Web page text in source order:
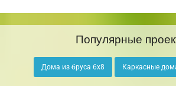
Популярные
Дома из бруса 6х8 Каркасные